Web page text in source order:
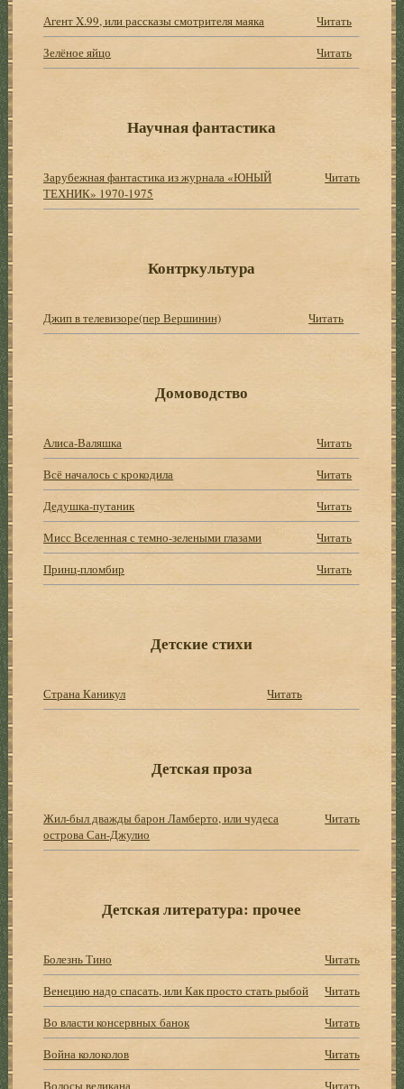
Агент X.99, или рассказы смотрителя маяка
Читать
Зелёное яйцо
Читать
Научная фантастика
Зарубежная фантастика из журнала «ЮНЫЙ
ТЕХНИК» 1970-1975
Читать
Контркультура
Джип в телевизоре(пер Вершинин) Читать
Домоводство
Алиса-Валяшка
Читать
Всё началось с крокодила
Читать
Дедушка-путаник
Читать
Мисс Вселенная с темно-зелеными глазами
Читать
Принц-пломбир
Читать
Детские стихи
Страна Каникул Читать
Детская проза
Жил-был дважды барон Ламберто, или чудеса
острова Сан-Джулио
Читать
Детская литература: прочее
Болезнь Тино
Читать
Венецию надо спасать, или Как просто стать рыбой
Читать
Во власти консервных банок
Читать
Война колоколов
Читать
Волосы великана
Читать